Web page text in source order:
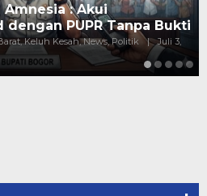
Pundi Kepala Dinas
Harta Melejit Mi…
Info Jawa Barat, Keluh Kesah, News,